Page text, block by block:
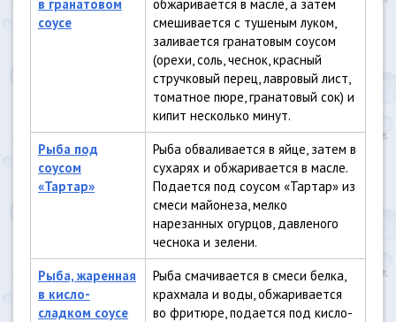
в гранатовом
соусе
обжаривается в масле, а затем
смешивается с тушеным луком,
заливается гранатовым соусом
(орехи, соль, чеснок, красный
стручковый перец, лавровый лист,
томатное пюре, гранатовый сок) и
кипит несколько минут.
Рыба под
соусом
«Тартар»
Рыба обваливается в яйце, затем в
сухарях и обжаривается в масле.
Подается под соусом «Тартар» из
смеси майонеза, мелко
нарезанных огурцов, давленого
чеснока и зелени.
Рыба, жаренная
в кисло-
сладком соусе
Рыба смачивается в смеси белка,
крахмала и воды, обжаривается
во фритюре, подается под кисло-